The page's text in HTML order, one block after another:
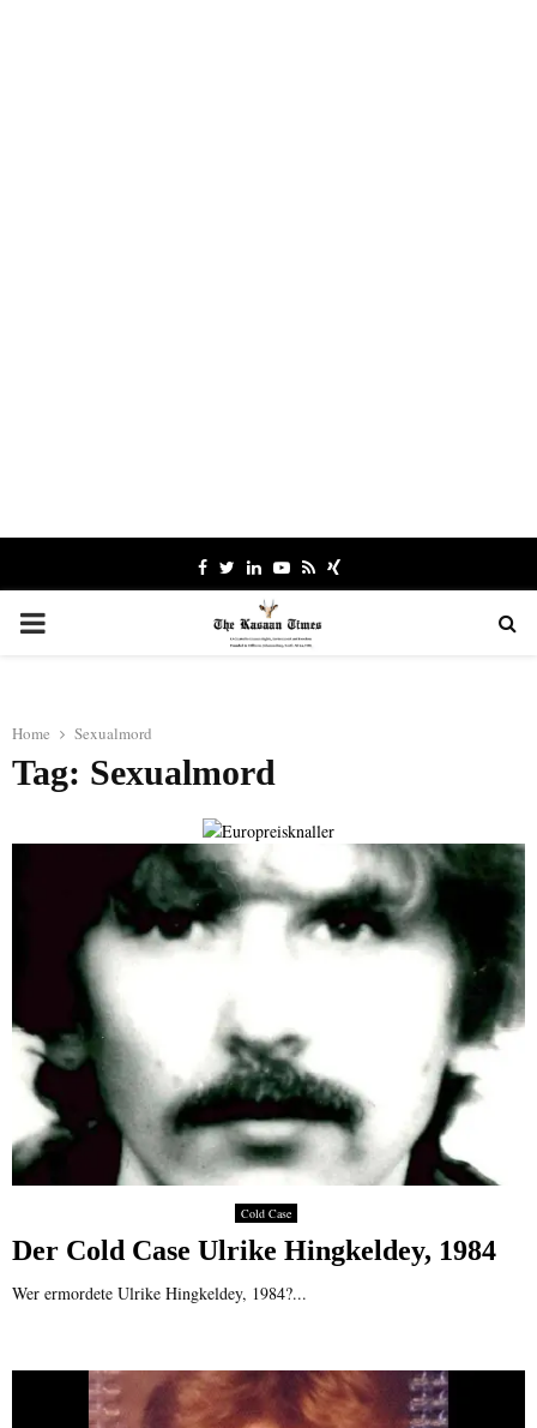
Facebook
TwitterLinkedinYoutube
RssXing
PRIMARY
Home Sexualmord
Tag: Sexualmord
Cold Case
Der Cold Case Ulrike Hingkeldey, 1984
Wer ermordete Ulrike Hingkeldey, 1984?...